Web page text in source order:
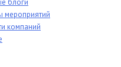
блоги
мероприятий
компаний